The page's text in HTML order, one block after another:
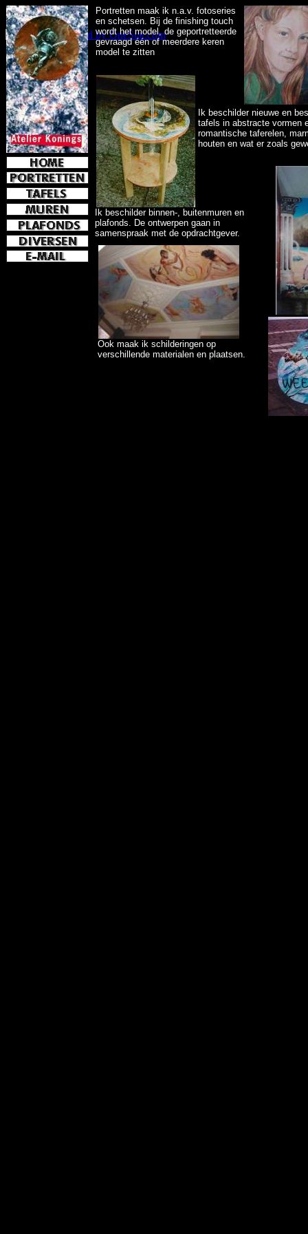
Ik beschilder binnen-, buitenmuren en
plafonds. De ontwerpen gaan in
samenspraak met de opdrachtgever.
Portretten maak ik n.a.v. fotoseries
en schetsen. Bij de finishing touch
wordt het model, de geportretteerde
gevraagd één of meerdere keren
model te zitten
Ik beschilder nieuwe en
tafels in abstracte vormen
romantische taferelen,
houten en wat er zoals
Ook maak ik schilderingen op
verschillende materialen en plaatsen.
OneStat